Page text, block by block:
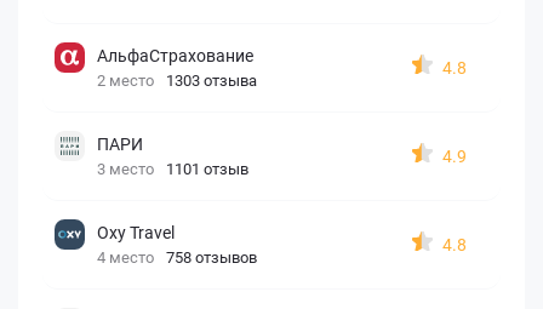
АльфаСтрахование
2 место 1303 отзыва
4.8
ПАРИ
3 место 1101 отзыв
4.9
Oxy Travel
4 место 758 отзывов
4.8